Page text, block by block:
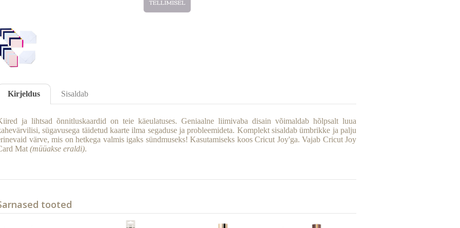
Kirjeldus Sisaldab
ja lihtsad õnnitluskaardid on teie käeulatuses. Geniaalne liimivaba disain võimaldab hõlpsalt luua
sügavusega täidetud kaarte ilma segaduse ja probleemideta. Komplekt sisaldab ümbrikke ja palju
värve, mis on hetkega valmis igaks sündmuseks! Kasutamiseks koos Cricut Joy'ga. Vajab Cricut Joy
Mat (müüakse eraldi).
tooted